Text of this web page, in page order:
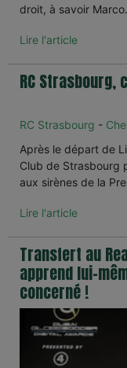
droit, à savoir
Lire l'article
RC
RC Strasbourg -
Après le départ de
Club de Strasbourg
aux sirènes de la
Lire l'article
Transfert au
apprend lui-
concerné !